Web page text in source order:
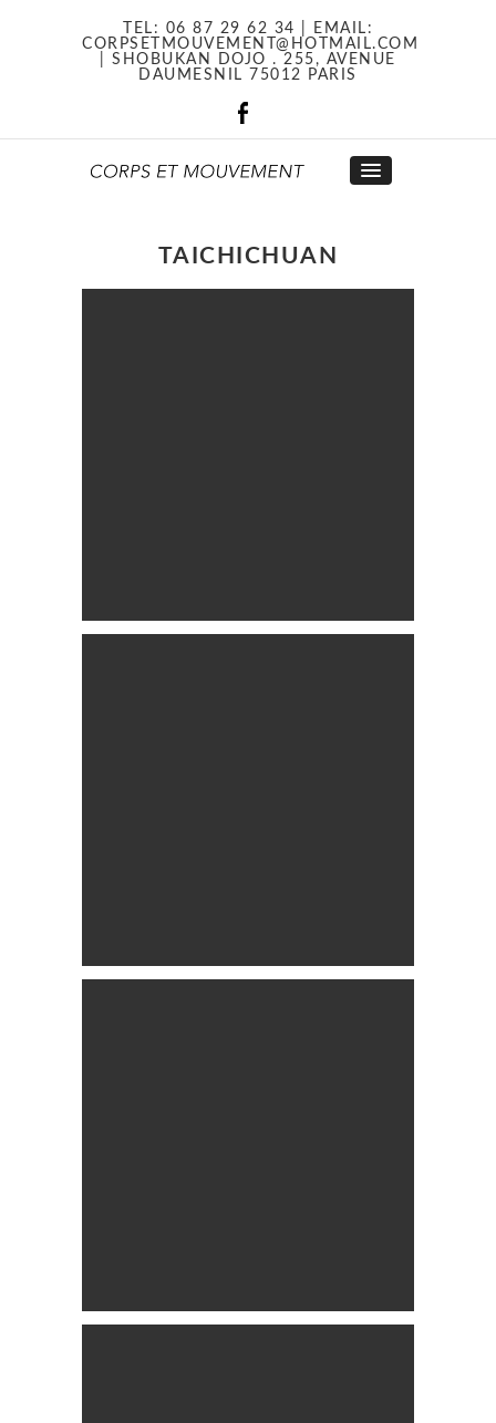
TEL: 06 87 29 62 34
| EMAIL:
CORPSETMOUVEMENT@HOTMAIL.COM
| SHOBUKAN DOJO . 255, AVENUE
DAUMESNIL 75012 PARIS
TAICHICHUAN